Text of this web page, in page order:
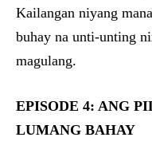
Kailangan niyang
buhay na unti-unting
magulang.
EPISODE 4: ANG
LUMANG BAHAY